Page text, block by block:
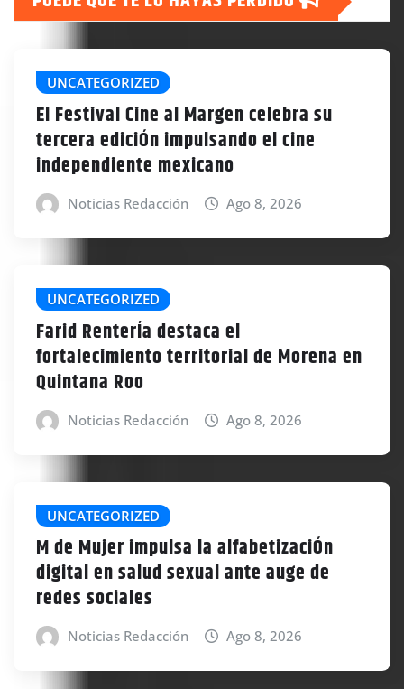
UNCATEGORIZED
El Festival Cine al Margen celebra su
tercera ediciÓn impulsando el cine
independiente mexicano
Noticias Redacción Ago 8, 2026
UNCATEGORIZED
Farid RenterÍa destaca el
fortalecimiento territorial de Morena en
Quintana Roo
Noticias Redacción Ago 8, 2026
UNCATEGORIZED
M de Mujer impulsa la alfabetizaciÓn
digital en salud sexual ante auge de
redes sociales
Noticias Redacción Ago 8, 2026